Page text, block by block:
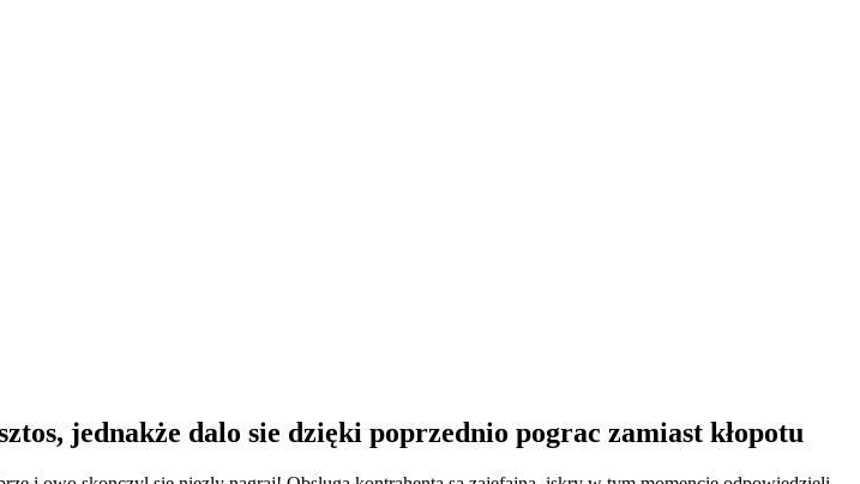
jednakże dalo sie dzięki poprzednio pograc zamiast kłopotu